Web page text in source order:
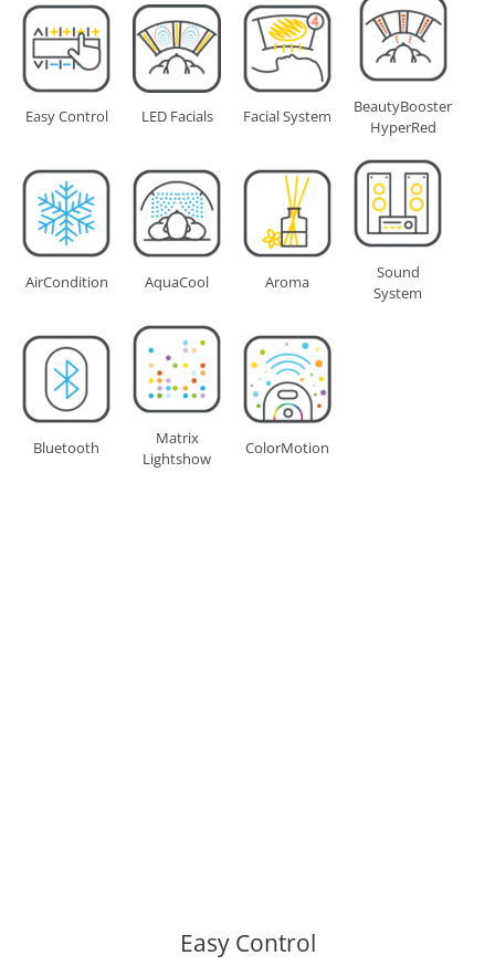
Easy Control LED Facials Facial System
BeautyBooster
HyperRed
AirCondition AquaCool Aroma
Sound
System
Bluetooth
Matrix
Lightshow
ColorMotion
Easy Control